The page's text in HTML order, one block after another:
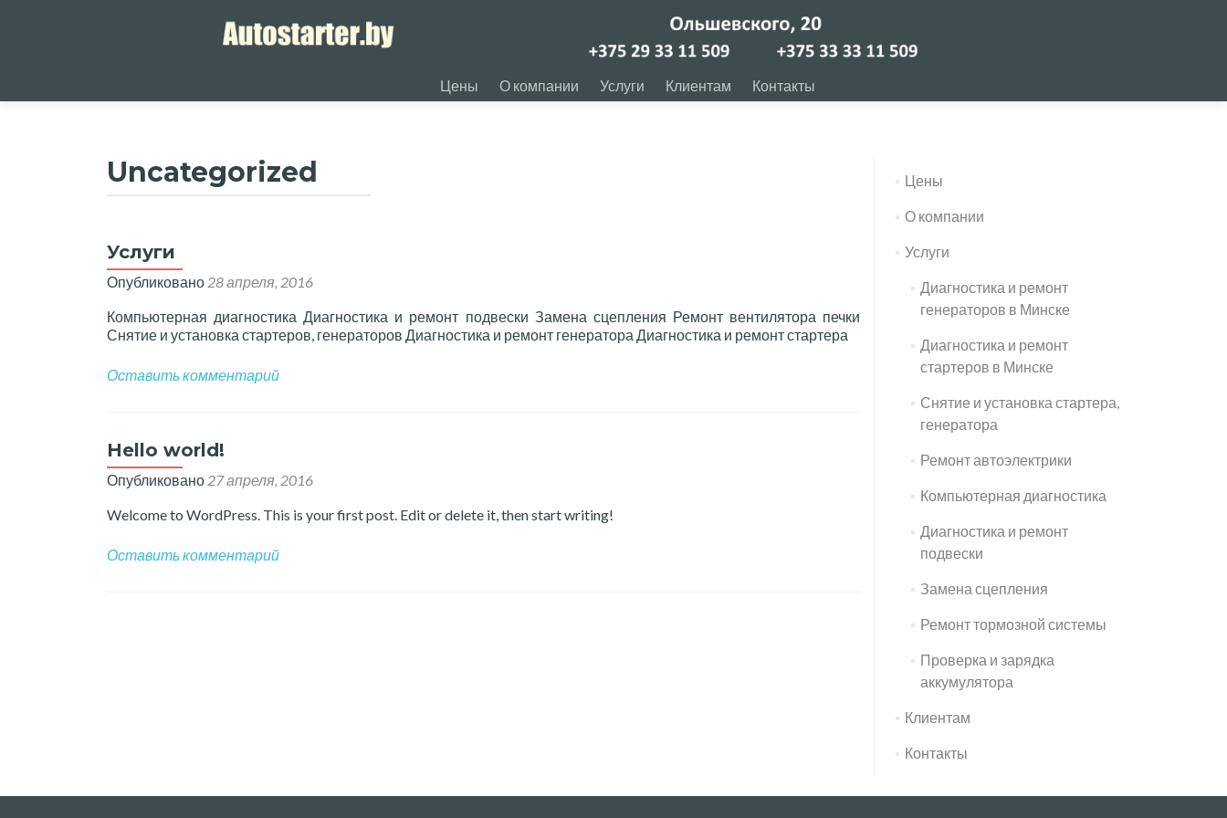
к
Цены О компании Услуги Клиентам Контакты
Uncategorized
Услуги
Опубликовано 28 апреля, 2016
Компьютерная диагностика Диагностика и ремонт подвески Замена сцепления Ремонт вентилятора печки
Снятие и установка стартеров, генераторов Диагностика и ремонт генератора Диагностика и ремонт стартера
Оставить комментарий
Hello world!
Опубликовано 27 апреля, 2016
Welcome to WordPress. This is your first post. Edit or delete it, then start writing!
Оставить комментарий
Цены
О компании
Услуги
Диагностика и ремонт
генераторов в Минске
Диагностика и ремонт
стартеров в Минске
Снятие и установка стартера,
генератора
Ремонт автоэлектрики
Компьютерная диагностика
Диагностика и ремонт
подвески
Замена сцепления
Ремонт тормозной системы
Проверка и зарядка
аккумулятора
Клиентам
Контакты